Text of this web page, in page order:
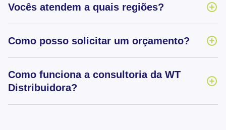
Vocês atendem a quais regiões?
Como posso solicitar um orçamento?
Como funciona a consultoria da WT
Distribuidora?